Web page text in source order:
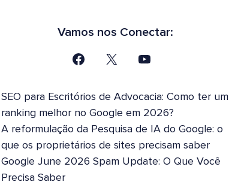
Vamos nos Conectar:
SEO para Escritórios de Advocacia: Como ter um
ranking melhor no Google em 2026?
A reformulação da Pesquisa de IA do Google: o
que os proprietários de sites precisam saber
Google June 2026 Spam Update: O Que Você
Precisa Saber